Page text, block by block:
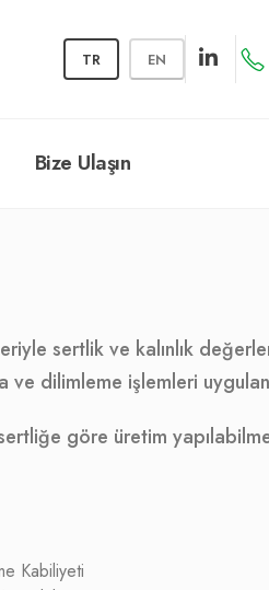
TR EN
Bize Ulaşın
sertlik ve kalınlık
ve dilimleme işlemleri
göre üretim
Kabiliyeti